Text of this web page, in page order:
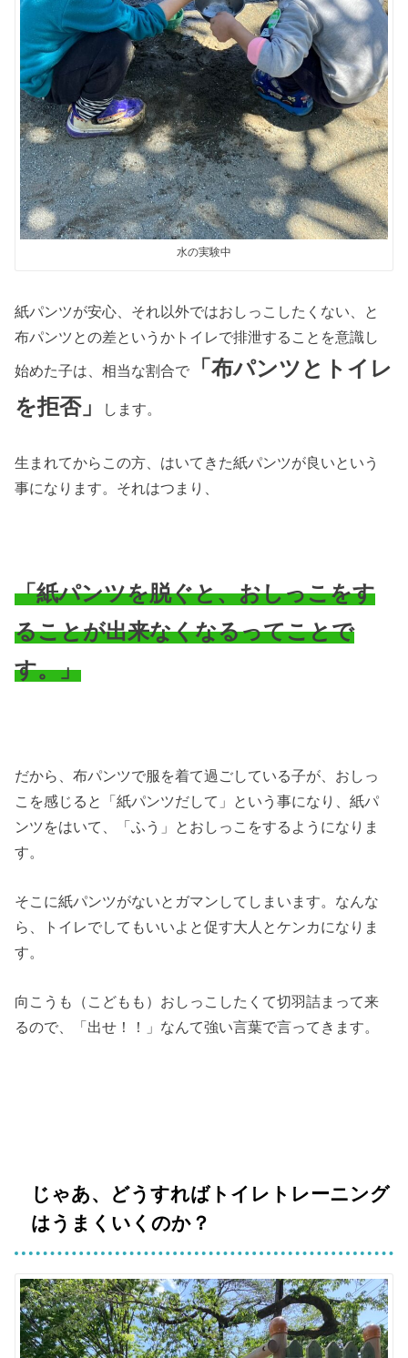
水の実験中
紙パンツが安心、それ以外ではおしっこしたくない、と
布パンツとの差というかトイレで排泄することを意識し
始めた子は、相当な割合で
「布パンツとトイレ
を拒否」
します。
生まれてからこの方、はいてきた紙パンツが良いという
事になります。それはつまり、
「紙パンツを脱ぐと、おしっこをす
ることが出来なくなるってことで
す。」
だから、布パンツで服を着て過ごしている子が、おしっ
こを感じると「紙パンツだして」という事になり、紙パ
ンツをはいて、「ふう」とおしっこをするようになりま
す。
そこに紙パンツがないとガマンしてしまいます。なんな
ら、トイレでしてもいいよと促す大人とケンカになりま
す。
向こうも（こどもも）おしっこしたくて切羽詰まって来
るので、「出せ！！」なんて強い言葉で言ってきます。
じゃあ、どうすればトイレトレーニング
はうまくいくのか？